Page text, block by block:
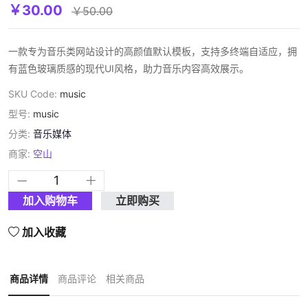
￥30.00 ￥50.00
一款专为音乐类网站设计的高颜值默认模板，支持多终端自适应，拥
有蓝色玻璃质感的现代UI风格，助力音乐内容高效展示。
SKU Code: music
型号: music
分类: 音乐媒体
商家: 空山
加入购物车 立即购买
加入收藏
商品详情 商品评论 相关商品